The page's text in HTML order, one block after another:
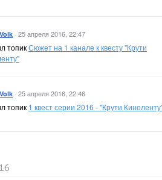
· 25 апреля 2016, 22:47
топикСюжет на 1 канале к квесту "Крути
· 25 апреля 2016, 22:46
топик 1 квест серии 2016 - "Крути